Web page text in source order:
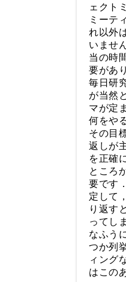
ェクト
ミーテ
れ以外
いませ
当の時
要があ
毎日研
が当然
マが定
何をや
その目
返しが
を正確
ところ
要です
定して
り返す
ってし
なふう
つか列
ィング
はこの